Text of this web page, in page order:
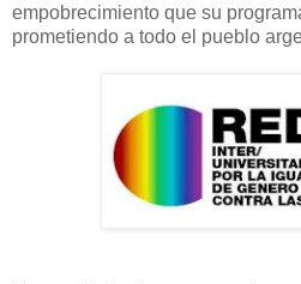
empobrecimiento que su
prometiendo a todo el pueblo